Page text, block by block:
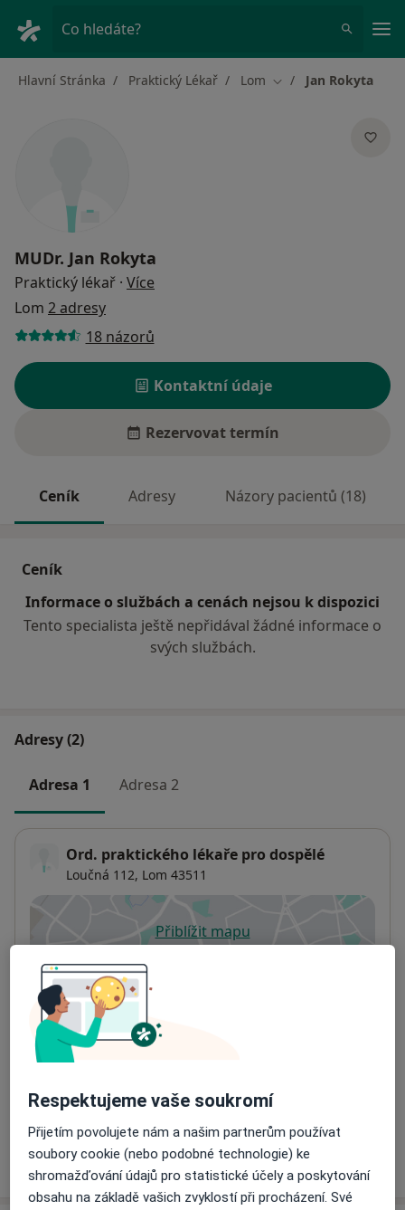
Co hledáte?
Hlavní Stránka Praktický Lékař Lom Změna města
Jan Rokyta
MUDr. Jan Rokyta
Praktický lékař · Více
Lom 2 adresy
18 názorů
Kontaktní údaje
Rezervovat termín
Ceník Adresy Názory pacientů (18)
Ceník
Informace o službách a cenách nejsou k dispozici
Tento specialista ještě nepřidával žádné informace o
svých službách.
Adresy (2)
Adresa 1 Adresa 2
Ord. praktického lékaře pro dospělé
Loučná 112, Lom 43511
Přiblížit mapuse otevře v nové záložce
Dostupnost
Na této adrese online kalendář není aktivní
Co mám v takové situaci udělat?
Způsoby platby (soukromé návštěvy)
Na teto adrese lékař přijímá pacienty na pojišťovnu
Detaily
Víceo adrese
Respektujeme vaše soukromí
Přijetím povolujete nám a našim partnerům používat
soubory cookie (nebo podobné technologie) ke
shromažďování údajů pro statistické účely a poskytování
obsahu na základě vašich zvyklostí při procházení. Své